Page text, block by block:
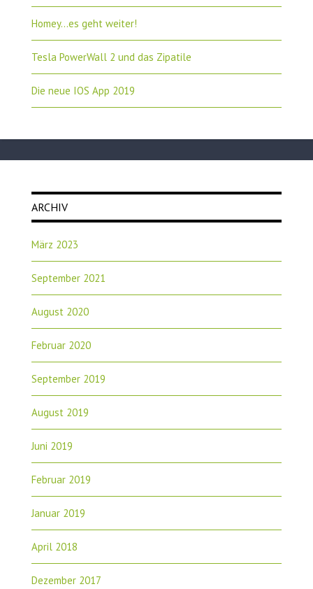
Homey…es geht weiter!
Tesla PowerWall 2 und das Zipatile
Die neue IOS App 2019
ARCHIV
März 2023
September 2021
August 2020
Februar 2020
September 2019
August 2019
Juni 2019
Februar 2019
Januar 2019
April 2018
Dezember 2017